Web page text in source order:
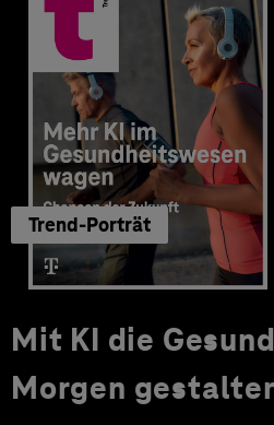
Trend-Porträt
Mit KI die
Morgen